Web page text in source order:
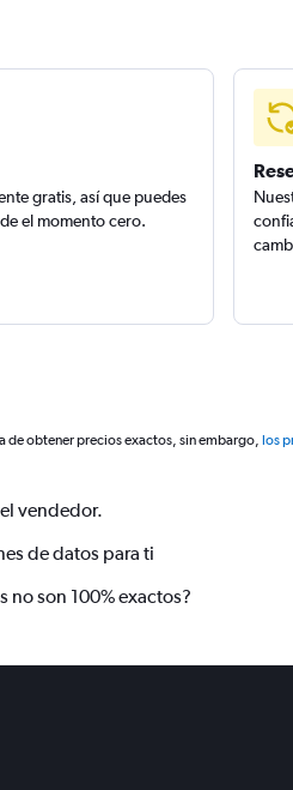
gratis, así que puedes
el momento cero.
de obtener precios exactos, sin embargo, los
vendedor.
de datos para ti
no son 100% exactos?